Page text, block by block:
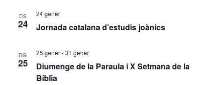
DS
24 Jornada catalana d’estudis joànics
24 gener
DG
25
Diumenge de la Paraula i X Setmana de la
Bíblia
25 gener-31 gener